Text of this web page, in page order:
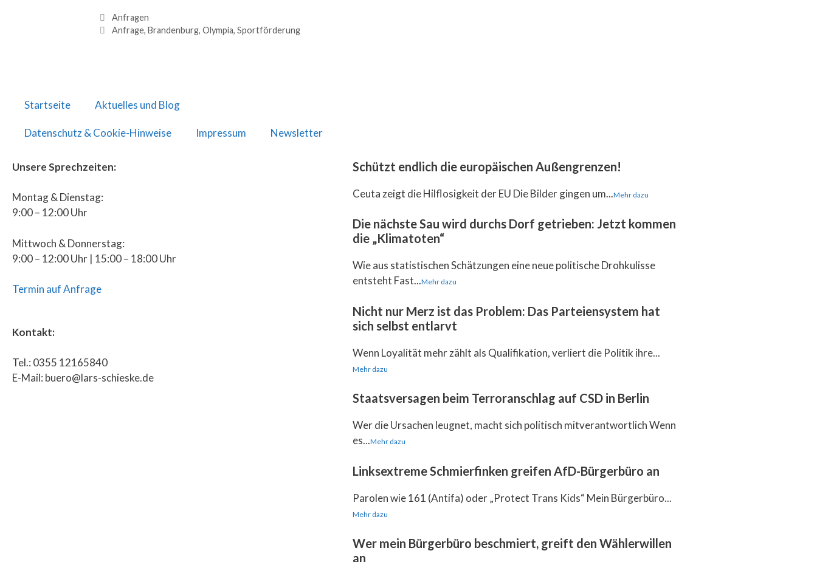
Anfragen
Anfrage, Brandenburg, Olympia, Sportförderung
Startseite Aktuelles und Blog
Datenschutz & Cookie-Hinweise Impressum Newsletter
Unsere Sprechzeiten:
Montag & Dienstag:
9:00 – 12:00 Uhr
Mittwoch & Donnerstag:
9:00 – 12:00 Uhr | 15:00 – 18:00 Uhr
Termin auf Anfrage
Kontakt:
Tel.: 0355 12165840
E-Mail: buero@lars-schieske.de
Schützt endlich die europäischen Außengrenzen!
Ceuta zeigt die Hilflosigkeit der EU Die Bilder gingen um...Mehr dazu
Die nächste Sau wird durchs Dorf getrieben: Jetzt kommen
die „Klimatoten“
Wie aus statistischen Schätzungen eine neue politische Drohkulisse
entsteht Fast...Mehr dazu
Nicht nur Merz ist das Problem: Das Parteiensystem hat
sich selbst entlarvt
Wenn Loyalität mehr zählt als Qualifikation, verliert die Politik ihre...
Mehr dazu
Staatsversagen beim Terroranschlag auf CSD in Berlin
Wer die Ursachen leugnet, macht sich politisch mitverantwortlich Wenn
es...Mehr dazu
Linksextreme Schmierfinken greifen AfD-Bürgerbüro an
Parolen wie 161 (Antifa) oder „Protect Trans Kids“ Mein Bürgerbüro...
Mehr dazu
Wer mein Bürgerbüro beschmiert, greift den Wählerwillen
an